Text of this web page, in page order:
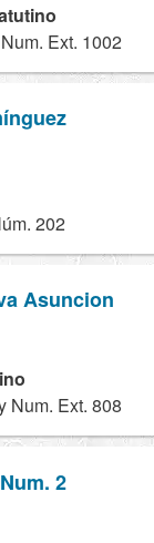
Ext. 1002
202
Asuncion
Num. Ext. 808
2